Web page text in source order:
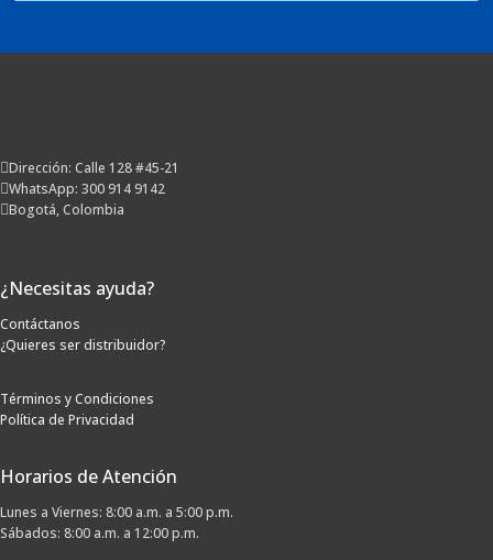
Dirección: Calle 128 #45-21
WhatsApp: 300 914 9142
Bogotá, Colombia
¿Necesitas ayuda?
Contáctanos
¿Quieres ser distribuidor?
Términos y Condiciones
Política de Privacidad
Horarios de Atención
Lunes a Viernes: 8:00 a.m. a 5:00 p.m.
Sábados: 8:00 a.m. a 12:00 p.m.